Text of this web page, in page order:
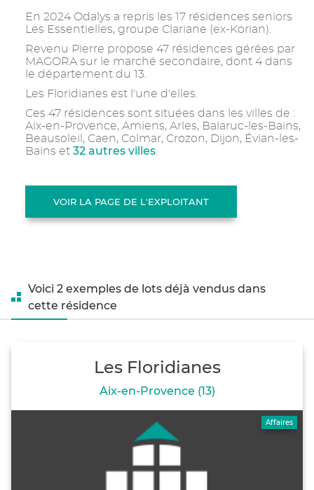
En 2024 Odalys a repris les 17 résidences seniors
Les Essentielles, groupe Clariane (ex-Korian).
Revenu Pierre propose 47 résidences gérées par
MAGORA sur le marché secondaire, dont 4 dans
le département du 13.
Les Floridianes est l'une d'elles.
Ces 47 résidences sont situées dans les villes de :
Aix-en-Provence, Amiens, Arles, Balaruc-les-Bains,
Beausoleil, Caen, Colmar, Crozon, Dijon, Évian-les-
Bains et 32 autres villes.
VOIR LA PAGE DE L'EXPLOITANT
Voici 2 exemples de lots déjà vendus dans
cette résidence
Les Floridianes
Aix-en-Provence (13)
Affaires